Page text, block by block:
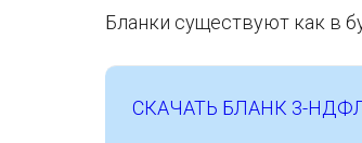
Бланки существуют как в
СКАЧАТЬ БЛАНК 3-